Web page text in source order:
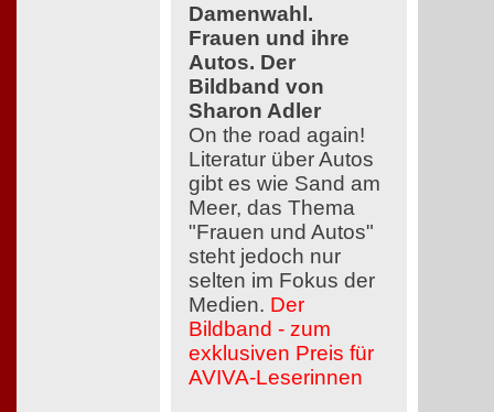
Damenwahl.
Frauen und ihre
Autos. Der
Bildband von
Sharon Adler
On the road again!
Literatur über Autos
gibt es wie Sand am
Meer, das Thema
"Frauen und Autos"
steht jedoch nur
selten im Fokus der
Medien. Der
Bildband - zum
exklusiven Preis für
AVIVA-Leserinnen